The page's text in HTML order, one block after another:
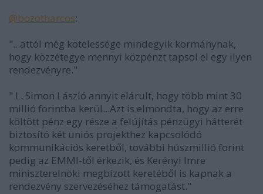
@bozotharcos:
"...attól még kötelessége mindegyik kormánynak,
hogy közzétegye mennyi közpénzt tapsol el egy ilyen
rendezvényre."
" L. Simon László annyit elárult, hogy több mint 30
millió forintba kerül...Azt is elmondta, hogy az erre
költött pénz egy része a felújítás pénzügyi hátterét
biztosító két uniós projekthez kapcsolódó
kommunikációs keretből, további húszmillió forint
pedig az EMMI-től érkezik, és Kerényi Imre
miniszterelnöki megbízott keretéből is kapnak a
rendezvény szervezéséhez támogatást."